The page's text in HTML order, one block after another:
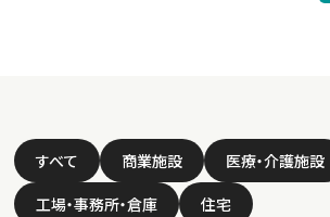
すべて 商業施設 医療・介護施設
工場・事務所・倉庫
住宅